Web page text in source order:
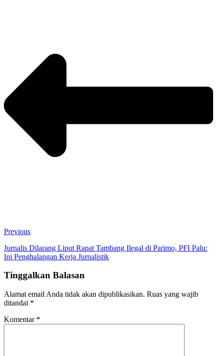
Previous
Jurnalis Dilarang Liput Rapat Tambang Ilegal di Parimo, PFI Palu:
Ini Penghalangan Kerja Jurnalistik
Tinggalkan Balasan
Alamat email Anda tidak akan dipublikasikan. Ruas yang wajib
ditandai *
Komentar *